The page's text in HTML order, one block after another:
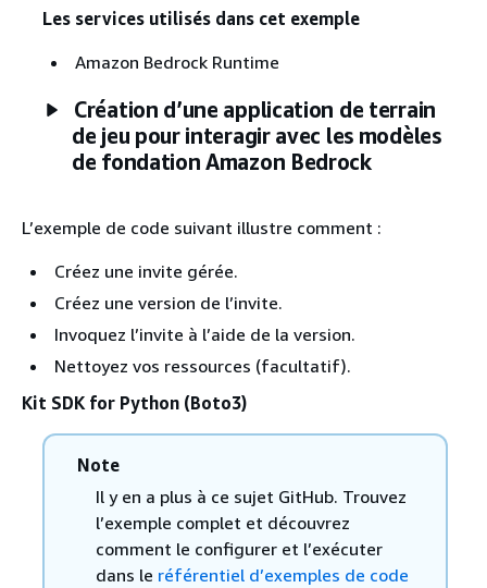
Les services utilisés dans cet exemple
Amazon Bedrock Runtime
Création d’une application de terrain
de jeu pour interagir avec les modèles
de fondation Amazon Bedrock
L’exemple de code suivant illustre comment :
Créez une invite gérée.
Créez une version de l’invite.
Invoquez l’invite à l’aide de la version.
Nettoyez vos ressources (facultatif).
Kit SDK for Python (Boto3)
Note
Il y en a plus à ce sujet GitHub. Trouvez
l’exemple complet et découvrez
comment le configurer et l’exécuter
dans le référentiel d’exemples de code